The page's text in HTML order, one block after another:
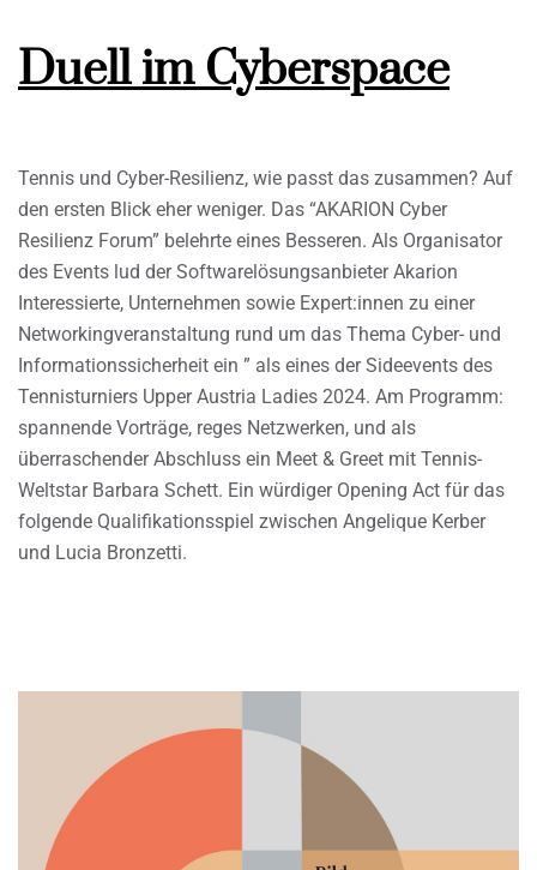
Duell im Cyberspace
Tennis und Cyber-Resilienz, wie passt das zusammen? Auf
den ersten Blick eher weniger. Das “AKARION Cyber
Resilienz Forum” belehrte eines Besseren. Als Organisator
des Events lud der Softwarelösungsanbieter Akarion
Interessierte, Unternehmen sowie Expert:innen zu einer
Networkingveranstaltung rund um das Thema Cyber- und
Informationssicherheit ein ” als eines der Sideevents des
Tennisturniers Upper Austria Ladies 2024. Am Programm:
spannende Vorträge, reges Netzwerken, und als
überraschender Abschluss ein Meet & Greet mit Tennis-
Weltstar Barbara Schett. Ein würdiger Opening Act für das
folgende Qualifikationsspiel zwischen Angelique Kerber
und Lucia Bronzetti.